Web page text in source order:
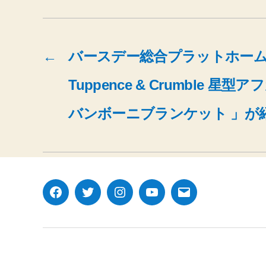
←
バースデー総合プラットホー
Tuppence & Crumble 星型ア
バンボーニブランケット 」が
FacebookTwitter InstagramYouTube
メ
ル